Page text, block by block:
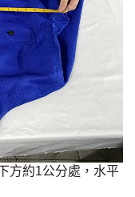
方約1公分處，水平